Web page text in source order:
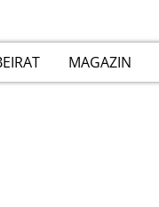
MAGAZIN